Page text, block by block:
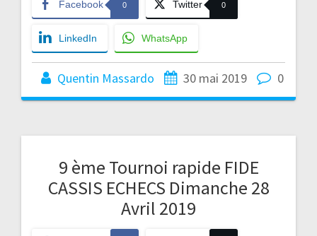
Facebook 0 Twitter 0
LinkedIn WhatsApp
Quentin Massardo 30 mai 2019 0
9 ème Tournoi rapide FIDE
CASSIS ECHECS Dimanche 28
Avril 2019